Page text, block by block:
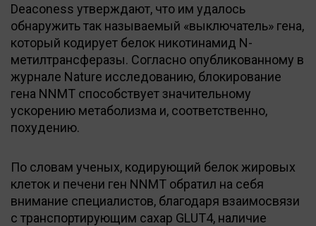
Deaconess утверждают, что им удалось
обнаружить так называемый «выключатель» гена,
который кодирует белок никотинамид N-
метилтрансферазы. Согласно опубликованному в
журнале Nature исследованию, блокирование
гена NNMT способствует значительному
ускорению метаболизма и, соответственно,
похудению.
По словам ученых, кодирующий белок жировых
клеток и печени ген NNMT обратил на себя
внимание специалистов, благодаря взаимосвязи
с транспортирующим сахар GLUT4, наличие